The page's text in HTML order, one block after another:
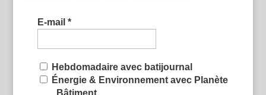
E-mail *
Hebdomadaire avec batijournal
Énergie & Environnement avec Planète